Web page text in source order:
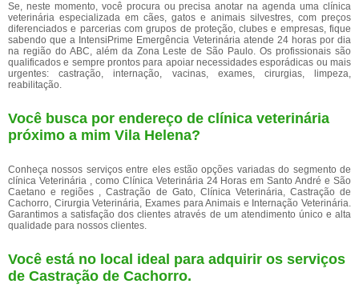
Se, neste momento, você procura ou precisa anotar na agenda uma clínica
veterinária especializada em cães, gatos e animais silvestres, com preços
diferenciados e parcerias com grupos de proteção, clubes e empresas, fique
sabendo que a IntensiPrime Emergência Veterinária atende 24 horas por dia
na região do ABC, além da Zona Leste de São Paulo. Os profissionais são
qualificados e sempre prontos para apoiar necessidades esporádicas ou mais
urgentes: castração, internação, vacinas, exames, cirurgias, limpeza,
reabilitação.
Você busca por endereço de clínica veterinária
próximo a mim Vila Helena?
Conheça nossos serviços entre eles estão opções variadas do segmento de
clínica Veterinária , como Clínica Veterinária 24 Horas em Santo André e São
Caetano e regiões , Castração de Gato, Clínica Veterinária, Castração de
Cachorro, Cirurgia Veterinária, Exames para Animais e Internação Veterinária.
Garantimos a satisfação dos clientes através de um atendimento único e alta
qualidade para nossos clientes.
Você está no local ideal para adquirir os serviços
de Castração de Cachorro.